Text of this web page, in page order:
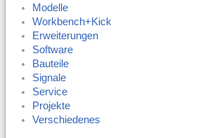
Modelle
Workbench+Kick
Erweiterungen
Software
Bauteile
Signale
Service
Projekte
Verschiedenes